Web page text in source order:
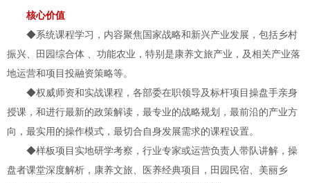
核心价值
◆系统课程学习，内容聚焦国家战略和新兴产业发展，包括乡村
振兴、田园综合体 、功能农业，特别是康养文旅产业，及相关产业落
地运营和项目投融资策略等。
◆权威师资和实战课程，各部委在职领导及标杆项目操盘手亲身
授课，和进行最新的政策解读，最专业的战略规划，最前沿的产业方
向，最实用的操作模式，最切合自身发展需求的课程设置。
◆样板项目实地研学考察，行业专家或运营负责人带队讲解，操
盘者课堂深度解析，康养文旅、医养经典项目，田园民宿、美丽乡